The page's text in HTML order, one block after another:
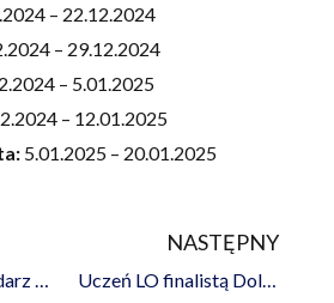
– 22.12.2024
– 29.12.2024
– 5.01.2025
– 12.01.2025
5.01.2025 – 20.01.2025
Konkurs na Kalendarz Adwentowy rozstrzygnięty
NASTĘPNY
Uczeń LO finalistą Dolnośląskiego Konkursu Literackiego o Laur Diamentowego Pióra